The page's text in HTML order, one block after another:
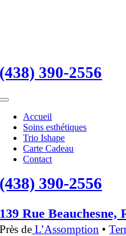
(438) 390-2556
Toggle
NavigationAccueil
Soins esthétiques
Trio Ishape
Carte Cadeau
Contact
(438) 390-2556
139 Rue Beauchesne,
Près de L’Assomption •